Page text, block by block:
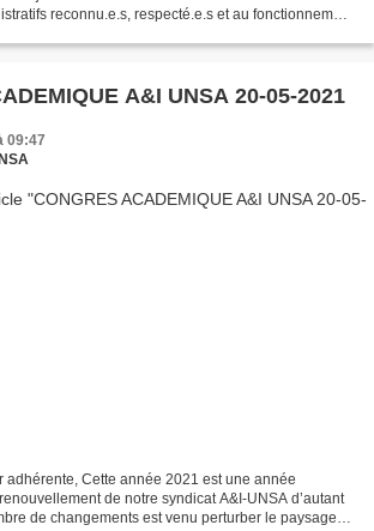
reconnu.e.s, respecté.e.s et au fonctionnement
A&I UNSA 20-05-2021
09:47
adhérente, Cette année 2021 est une année
de notre syndicat A&I-UNSA d’autant
de changements est venu perturber le paysage